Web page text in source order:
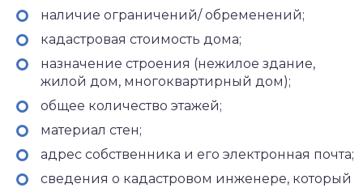
наличие ограничений/ обременений;
кадастровая стоимость дома;
назначение строения (нежилое здание,
жилой дом, многоквартирный дом);
общее количество этажей;
материал стен;
адрес собственника и его электронная почта;
сведения о кадастровом инженере, который